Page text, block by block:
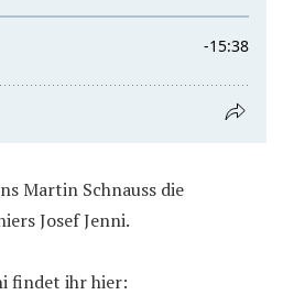
Martin Schnauss die
Josef Jenni.
findet ihr hier: